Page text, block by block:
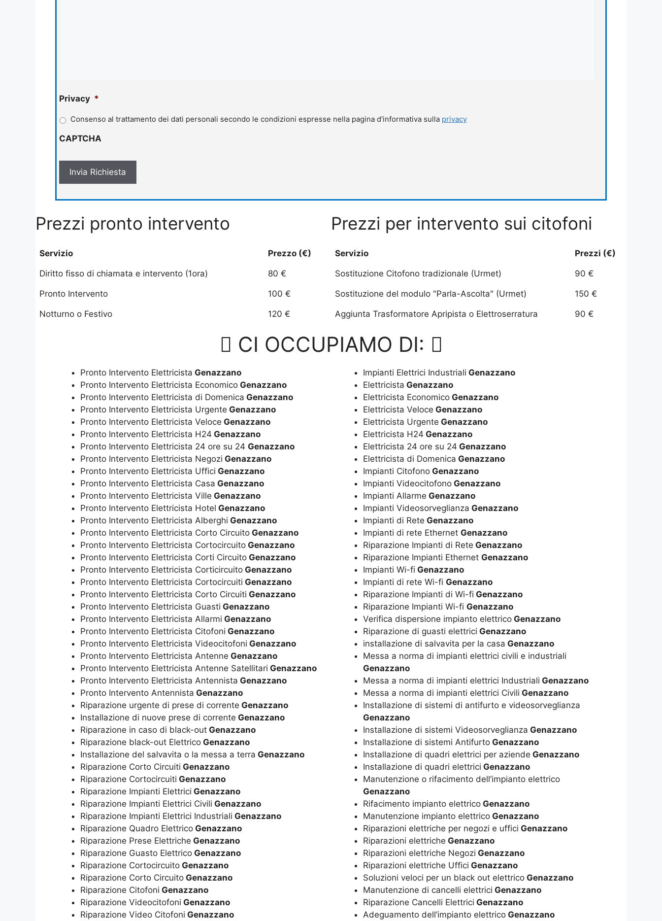
Privacy *
Consenso al trattamento dei dati personali secondo le condizioni espresse nella pagina d'informativa sulla privacy
CAPTCHA
Prezzi pronto intervento
Servizio Prezzo (€)
Diritto fisso di chiamata e intervento (1ora) 80 €
Pronto Intervento 100 €
Notturno o Festivo 120 €
Prezzi per intervento sui citofoni
Servizio Prezzi (€)
Sostituzione Citofono tradizionale (Urmet) 90 €
Sostituzione del modulo "Parla-Ascolta" (Urmet) 150 €
Aggiunta Trasformatore Apripista o Elettroserratura 90 €
CI OCCUPIAMO DI:
Pronto Intervento Elettricista Genazzano
Pronto Intervento Elettricista Economico Genazzano
Pronto Intervento Elettricista di Domenica Genazzano
Pronto Intervento Elettricista Urgente Genazzano
Pronto Intervento Elettricista Veloce Genazzano
Pronto Intervento Elettricista H24 Genazzano
Pronto Intervento Elettricista 24 ore su 24 Genazzano
Pronto Intervento Elettricista Negozi Genazzano
Pronto Intervento Elettricista Uffici Genazzano
Pronto Intervento Elettricista Casa Genazzano
Pronto Intervento Elettricista Ville Genazzano
Pronto Intervento Elettricista Hotel Genazzano
Pronto Intervento Elettricista Alberghi Genazzano
Pronto Intervento Elettricista Corto Circuito Genazzano
Pronto Intervento Elettricista Cortocircuito Genazzano
Pronto Intervento Elettricista Corti Circuito Genazzano
Pronto Intervento Elettricista Corticircuito Genazzano
Pronto Intervento Elettricista Cortocircuiti Genazzano
Pronto Intervento Elettricista Corto Circuiti Genazzano
Pronto Intervento Elettricista Guasti Genazzano
Pronto Intervento Elettricista Allarmi Genazzano
Pronto Intervento Elettricista Citofoni Genazzano
Pronto Intervento Elettricista Videocitofoni Genazzano
Pronto Intervento Elettricista Antenne Genazzano
Pronto Intervento Elettricista Antenne Satellitari Genazzano
Pronto Intervento Elettricista Antennista Genazzano
Pronto Intervento Antennista Genazzano
Riparazione urgente di prese di corrente Genazzano
Installazione di nuove prese di corrente Genazzano
Riparazione in caso di black-out Genazzano
Riparazione black-out Elettrico Genazzano
Installazione del salvavita o la messa a terra Genazzano
Riparazione Corto Circuiti Genazzano
Riparazione Cortocircuiti Genazzano
Riparazione Impianti Elettrici Genazzano
Riparazione Impianti Elettrici Civili Genazzano
Riparazione Impianti Elettrici Industriali Genazzano
Riparazione Quadro Elettrico Genazzano
Riparazione Prese Elettriche Genazzano
Riparazione Guasto Elettrico Genazzano
Riparazione Cortocircuito Genazzano
Riparazione Corto Circuito Genazzano
Riparazione Citofoni Genazzano
Riparazione Videocitofoni Genazzano
Riparazione Video Citofoni Genazzano
Impianti Elettrici Industriali Genazzano
Elettricista Genazzano
Elettricista Economico Genazzano
Elettricista Veloce Genazzano
Elettricista Urgente Genazzano
Elettricista H24 Genazzano
Elettricista 24 ore su 24 Genazzano
Elettricista di Domenica Genazzano
Impianti Citofono Genazzano
Impianti Videocitofono Genazzano
Impianti Allarme Genazzano
Impianti Videosorveglianza Genazzano
Impianti di Rete Genazzano
Impianti di rete Ethernet Genazzano
Riparazione Impianti di Rete Genazzano
Riparazione Impianti Ethernet Genazzano
Impianti Wi-fi Genazzano
Impianti di rete Wi-fi Genazzano
Riparazione Impianti di Wi-fi Genazzano
Riparazione Impianti Wi-fi Genazzano
Verifica dispersione impianto elettrico Genazzano
Riparazione di guasti elettrici Genazzano
installazione di salvavita per la casa Genazzano
Messa a norma di impianti elettrici civili e industriali
Genazzano
Messa a norma di impianti elettrici Industriali Genazzano
Messa a norma di impianti elettrici Civili Genazzano
Installazione di sistemi di antifurto e videosorveglianza
Genazzano
Installazione di sistemi Videosorveglianza Genazzano
Installazione di sistemi Antifurto Genazzano
Installazione di quadri elettrici per aziende Genazzano
Installazione di quadri elettrici Genazzano
Manutenzione o rifacimento dell’impianto elettrico
Genazzano
Rifacimento impianto elettrico Genazzano
Manutenzione impianto elettrico Genazzano
Riparazioni elettriche per negozi e uffici Genazzano
Riparazioni elettriche Genazzano
Riparazioni elettriche Negozi Genazzano
Riparazioni elettriche Uffici Genazzano
Soluzioni veloci per un black out elettrico Genazzano
Manutenzione di cancelli elettrici Genazzano
Riparazione Cancelli Elettrici Genazzano
Adeguamento dell’impianto elettrico Genazzano